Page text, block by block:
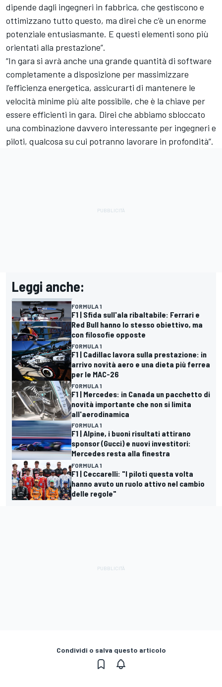
dipende dagli ingegneri in fabbrica, che gestiscono e
ottimizzano tutto questo, ma direi che c’è un enorme
potenziale entusiasmante. E questi elementi sono più
orientati alla prestazione”.
“In gara si avrà anche una grande quantità di software
completamente a disposizione per massimizzare
l’efficienza energetica, assicurarti di mantenere le
velocità minime più alte possibile, che è la chiave per
essere efficienti in gara. Direi che abbiamo sbloccato
una combinazione davvero interessante per ingegneri e
piloti, qualcosa su cui potranno lavorare in profondità”.
Leggi anche:
FORMULA 1
F1 | Sfida sull'ala ribaltabile: Ferrari e
Red Bull hanno lo stesso obiettivo, ma
con filosofie opposte
FORMULA 1
F1 | Cadillac lavora sulla prestazione: in
arrivo novità aero e una dieta più ferrea
per le MAC-26
FORMULA 1
F1 | Mercedes: in Canada un pacchetto di
novità importante che non si limita
all'aerodinamica
FORMULA 1
F1 | Alpine, i buoni risultati attirano
sponsor (Gucci) e nuovi investitori:
Mercedes resta alla finestra
FORMULA 1
F1 | Ceccarelli: "I piloti questa volta
hanno avuto un ruolo attivo nel cambio
delle regole"
Condividi o salva questo articolo